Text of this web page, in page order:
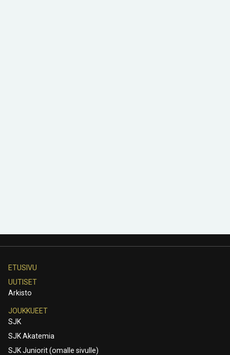
ETUSIVU
UUTISET
Arkisto
JOUKKUEET
SJK
SJK Akatemia
SJK Juniorit (omalle sivulle)